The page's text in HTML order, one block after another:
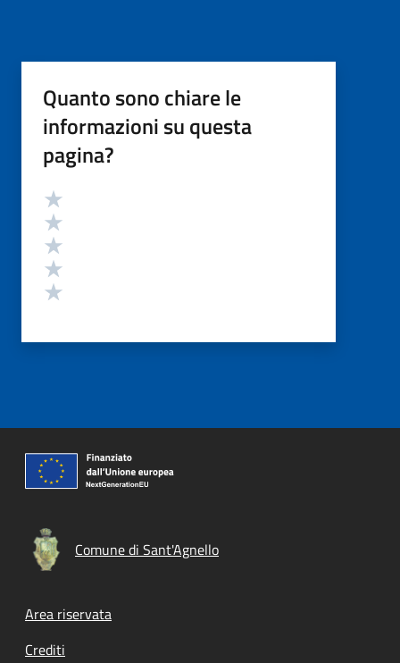
Quanto sono chiare le
informazioni su questa
pagina?
Valutazione
Comune di Sant'Agnello
Footer menu
Area riservata
Crediti